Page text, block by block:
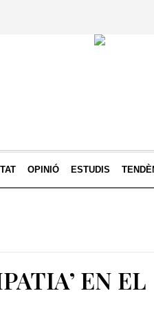
OPINIÓ ESTUDIS
EN EL